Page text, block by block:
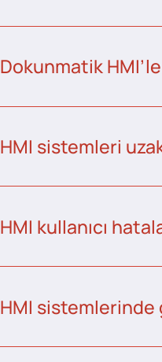
Dokunmatik
HMI sistemleri
HMI kullanıcı
HMI sistemlerinde